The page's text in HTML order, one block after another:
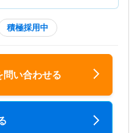
積極採用中
問い合わせる